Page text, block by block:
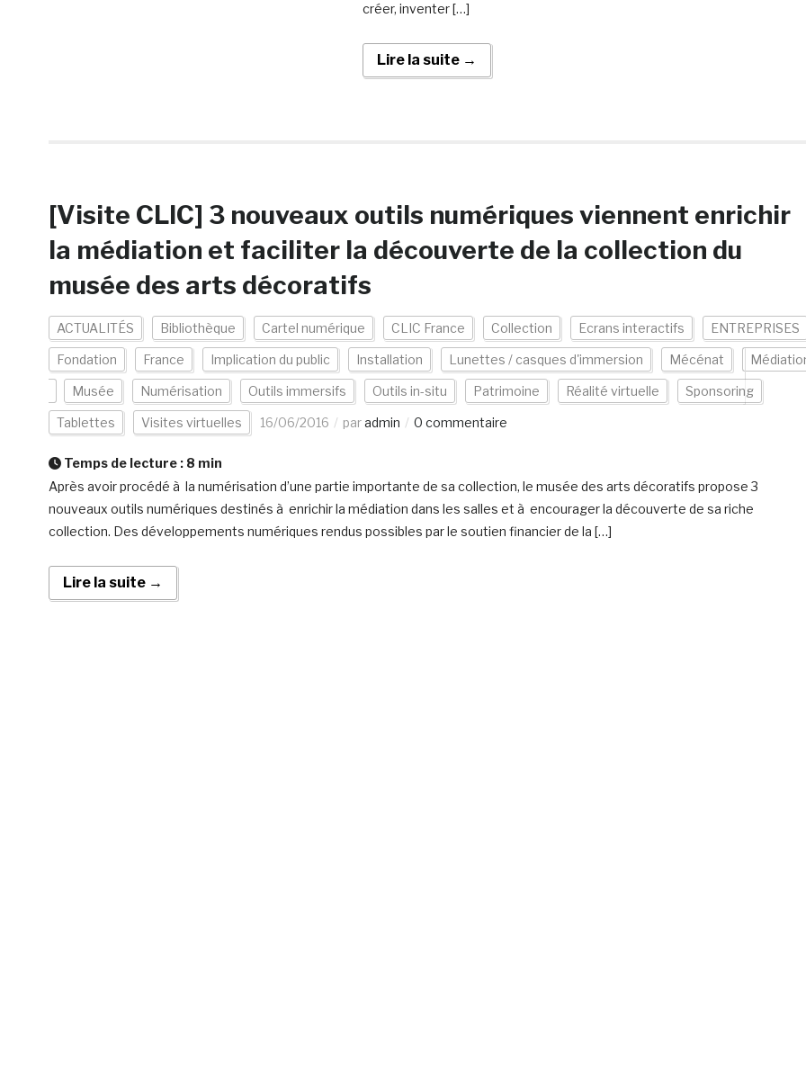
créer, inventer […]
Lire la suite →
[Visite CLIC] 3 nouveaux outils numériques viennent enrichir
la médiation et faciliter la découverte de la collection du
musée des arts décoratifs
ACTUALITÉS Bibliothèque Cartel numérique CLIC France Collection Ecrans interactifs ENTREPRISES
Fondation France Implication du public Installation Lunettes / casques d'immersion Mécénat
Musée Numérisation Outils immersifs Outils in-situ Patrimoine Réalité virtuelle Sponsoring
Tablettes Visites virtuelles 16/06/2016 paradmin 0 commentaire
Temps de lecture : 8 min
Après avoir procédé à la numérisation d’une partie importante de sa collection, le musée des arts décoratifs propose 3
nouveaux outils numériques destinés à enrichir la médiation dans les salles et à encourager la découverte de sa riche
collection. Des développements numériques rendus possibles par le soutien financier de la […]
Lire la suite →